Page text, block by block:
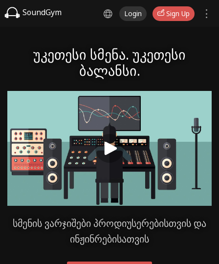
SoundGym Login Sign Up
უკეთესი სმენა. უკეთესი
ბალანსი.
სმენის ვარჯიშები პროდიუსერებისთვის და
ინჟინრებისათვის